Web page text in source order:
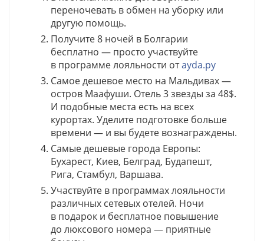
переночевать в обмен на уборку или
другую помощь.
Получите 8 ночей в Болгарии
бесплатно — просто участвуйте
в программе лояльности отayda.ру
Самое дешевое место на Мальдивах —
остров Маафуши. Отель 3 звезды за 48$.
И подобные места есть на всех
курортах. Уделите подготовке больше
времени — и вы будете вознаграждены.
Самые дешевые города Европы:
Бухарест, Киев, Белград, Будапешт,
Рига, Стамбул, Варшава.
Участвуйте в программах лояльности
различных сетевых отелей. Ночи
в подарок и бесплатное повышение
до люксового номера — приятные